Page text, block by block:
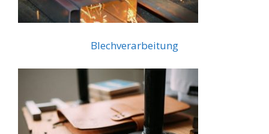
Blechverarbeitung